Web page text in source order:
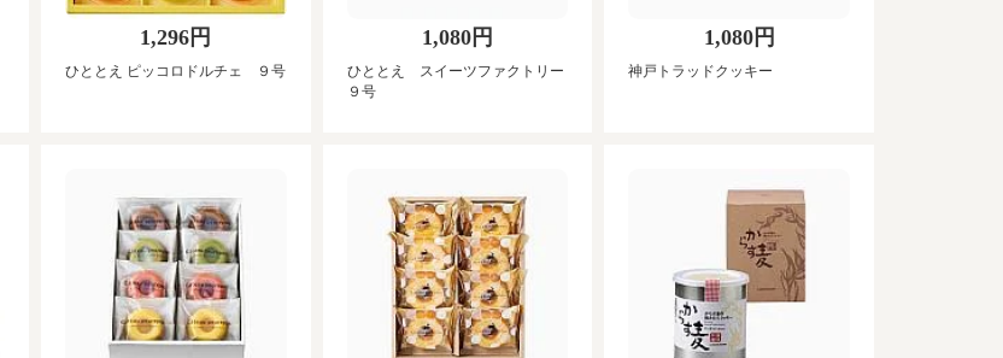
1,296円
ひととえ ピッコロドルチェ ９号
1,080円
ひととえ スイーツファクトリー
９号
1,080円
神戸トラッドクッキー